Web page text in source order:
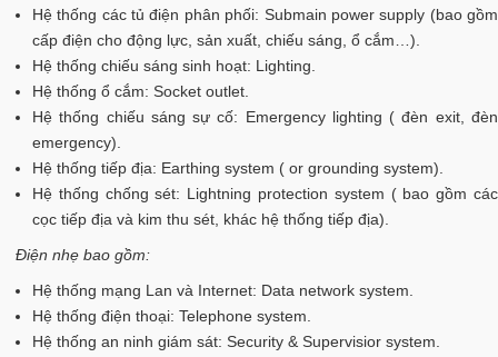
Hệ thống các tủ điện phân phối: Submain power supply (bao gồm
cấp điện cho động lực, sản xuất, chiếu sáng, ổ cắm…).
Hệ thống chiếu sáng sinh hoạt: Lighting.
Hệ thống ổ cắm: Socket outlet.
Hệ thống chiếu sáng sự cố: Emergency lighting ( đèn exit, đèn
emergency).
Hệ thống tiếp địa: Earthing system ( or grounding system).
Hệ thống chống sét: Lightning protection system ( bao gồm các
cọc tiếp địa và kim thu sét, khác hệ thống tiếp địa).
Điện nhẹ bao gồm:
Hệ thống mạng Lan và Internet: Data network system.
Hệ thống điện thoại: Telephone system.
Hệ thống an ninh giám sát: Security & Supervisior system.